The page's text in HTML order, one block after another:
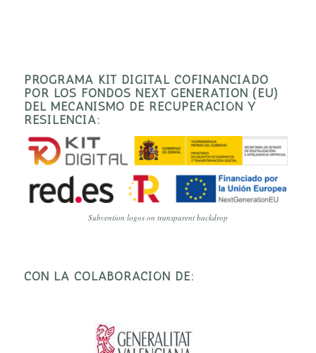
PROGRAMA KIT DIGITAL COFINANCIADO
POR LOS FONDOS NEXT GENERATION (EU)
DEL MECANISMO DE RECUPERACIÓN Y
RESILENCIA:
Subvention logos on transparent backdrop
CON LA COLABORACIÓN DE: